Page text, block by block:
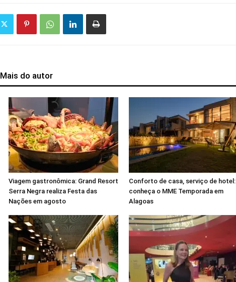
Mais do autor
Viagem gastronômica: Grand Resort
Serra Negra realiza Festa das
Nações em agosto
Conforto de casa, serviço de hotel:
conheça o MME Temporada em
Alagoas